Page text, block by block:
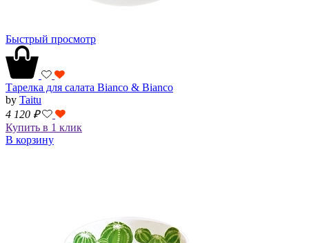
Быстрый просмотр
Тарелка для салата Bianco & Bianco
by Taitu
4 120 ₽
Купить в 1 клик
В корзину